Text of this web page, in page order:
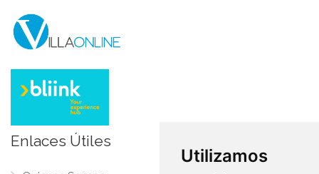
Utilizamos
Enlaces Útiles